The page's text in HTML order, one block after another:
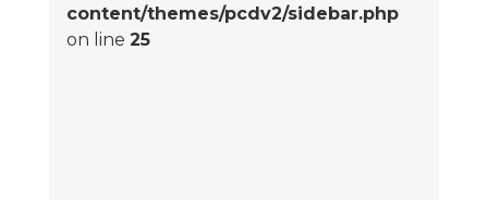
content/themes/pcdv2/sidebar.php
on line 25